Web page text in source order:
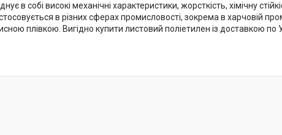
в собі високі механічні характеристики, жорсткість, хімічну
в різних сферах промисловості, зокрема в харчовій
плівкою. Вигідно купити листовий поліетилен із доставкою по